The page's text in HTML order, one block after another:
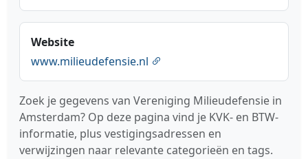
Website
www.milieudefensie.nl
Zoek je gegevens van Vereniging Milieudefensie in
Amsterdam? Op deze pagina vind je KVK- en BTW-
informatie, plus vestigingsadressen en
verwijzingen naar relevante categorieën en tags.